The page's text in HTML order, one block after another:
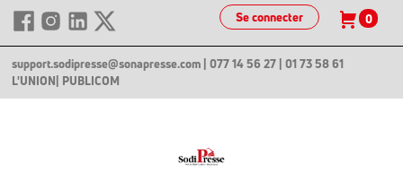
Se connecter 0
support.sodipresse@sonapresse.com | 077 14 56 27 | 01 73 58 61
L'UNION | PUBLICOM